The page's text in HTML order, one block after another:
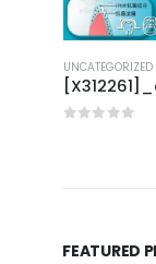
UNCATEGORIZED
FEATURED